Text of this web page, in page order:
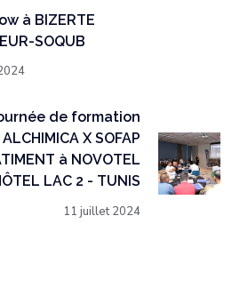
à BIZERTE
SOQUB
de formation
ALCHIMICA X SOFAP
à NOVOTEL
LAC 2 - TUNIS
11 juillet 2024